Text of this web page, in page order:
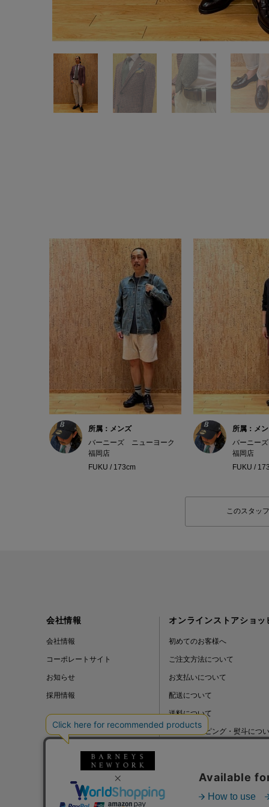
所属：メンズ
バーニーズ ニューヨーク
福岡店
FUKU / 173cm
所属：メ
バーニー
福岡店
FUKU /
このスタッ
会社情報
会社情報
コーポレートサイト
お知らせ
採用情報
オンラインストアショッ
初めてのお客様へ
ご注文方法について
お支払いについて
配送について
送料について
ギフトラッピング・熨斗につ